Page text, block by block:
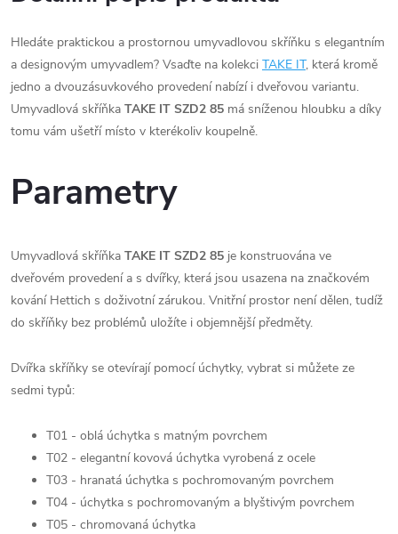
Hledáte praktickou a prostornou umyvadlovou skříňku s elegantním
a designovým umyvadlem? Vsaďte na kolekci TAKE IT, která kromě
jedno a dvouzásuvkového provedení nabízí i dveřovou variantu.
Umyvadlová skříňka TAKE IT SZD2 85 má sníženou hloubku a díky
tomu vám ušetří místo v kterékoliv koupelně.
Parametry
Umyvadlová skříňka TAKE IT SZD2 85 je konstruována ve
dveřovém provedení a s dvířky, která jsou usazena na značkovém
kování Hettich s doživotní zárukou. Vnitřní prostor není dělen, tudíž
do skříňky bez problémů uložíte i objemnější předměty.
Dvířka skříňky se otevírají pomocí úchytky, vybrat si můžete ze
sedmi typů:
T01 - oblá úchytka s matným povrchem
T02 - elegantní kovová úchytka vyrobená z ocele
T03 - hranatá úchytka s pochromovaným povrchem
T04 - úchytka s pochromovaným a blyštivým povrchem
T05 - chromovaná úchytka